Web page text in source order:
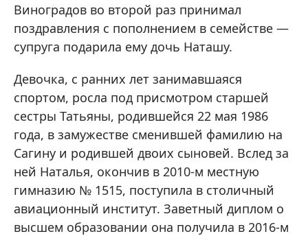
Виноградов во второй раз принимал
поздравления с пополнением в семействе —
супруга подарила ему дочь Наташу.
Девочка, с ранних лет занимавшаяся
спортом, росла под присмотром старшей
сестры Татьяны, родившейся 22 мая 1986
года, в замужестве сменившей фамилию на
Сагину и родившей двоих сыновей. Вслед за
ней Наталья, окончив в 2010-м местную
гимназию № 1515, поступила в столичный
авиационный институт. Заветный диплом о
высшем образовании она получила в 2016-м